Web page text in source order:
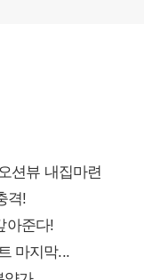
션뷰 내집마련
격!
아준다!
마지막...